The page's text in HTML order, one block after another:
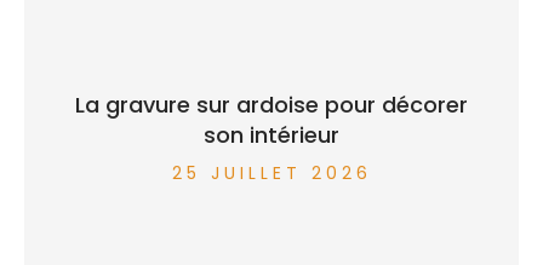
La gravure sur ardoise pour décorer
son intérieur
25 JUILLET 2026